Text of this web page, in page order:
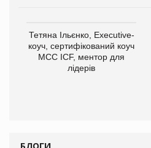
Тетяна Ільєнко, Executive-
коуч, сертифікований коуч
МСС ICF, ментор для
лідерів
БЛОГИ